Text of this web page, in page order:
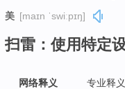
美 [maɪn ˈswiːpɪŋ]
扫雷：使用特定
网络释义 专业释义